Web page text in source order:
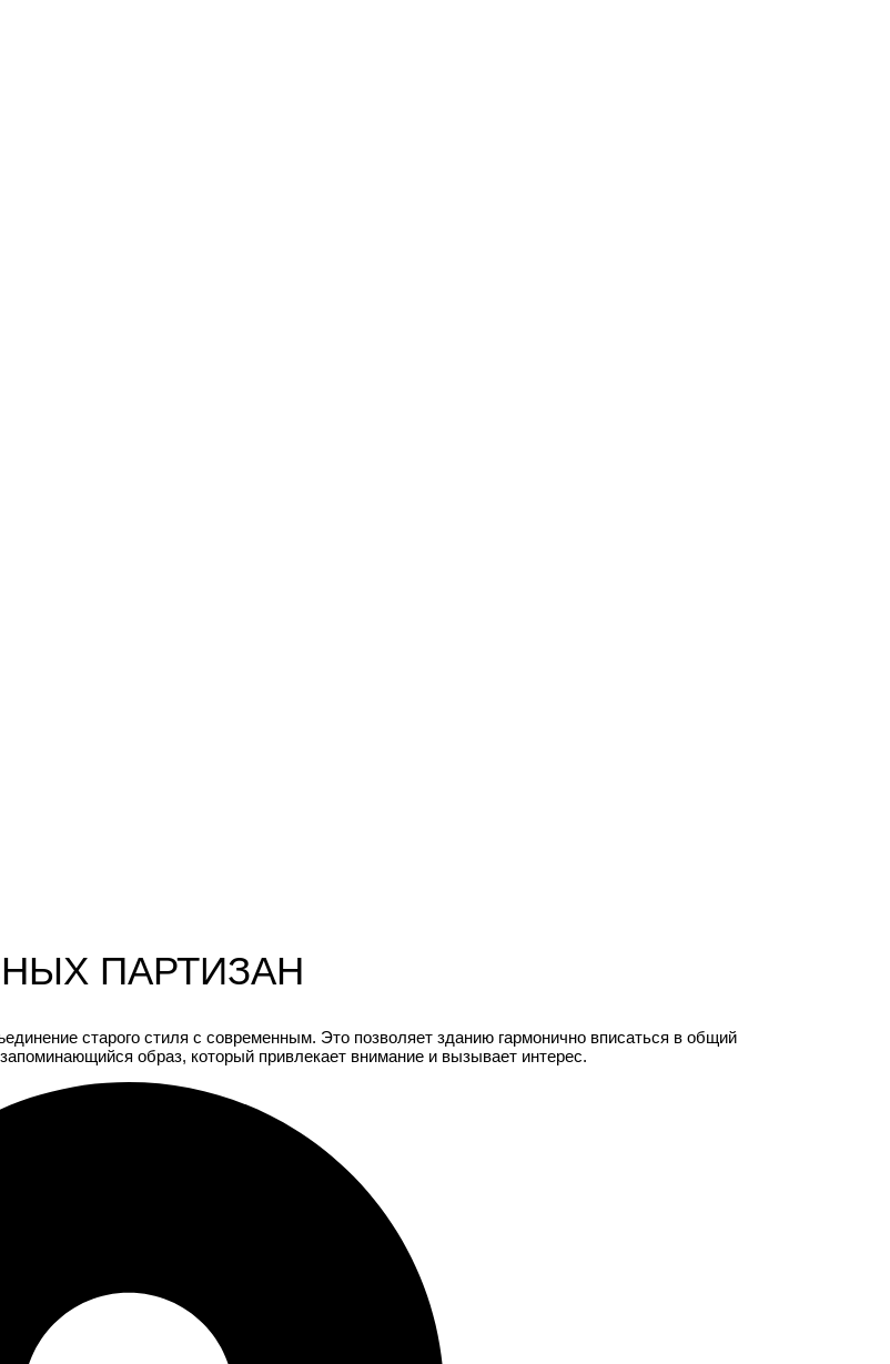
ПАРТИЗАН
старого стиля с современным. Это позволяет зданию гармонично вписаться в общий
образ, который привлекает внимание и вызывает интерес.